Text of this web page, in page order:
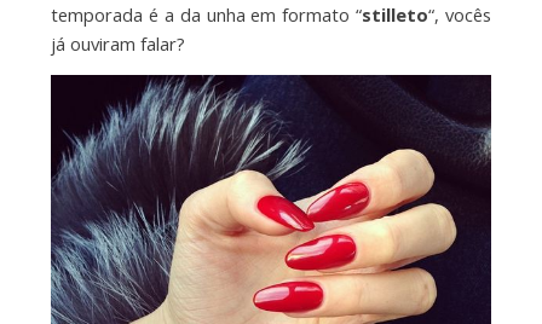
temporada é a da unha em formato “stilleto“, vocês
já ouviram falar?